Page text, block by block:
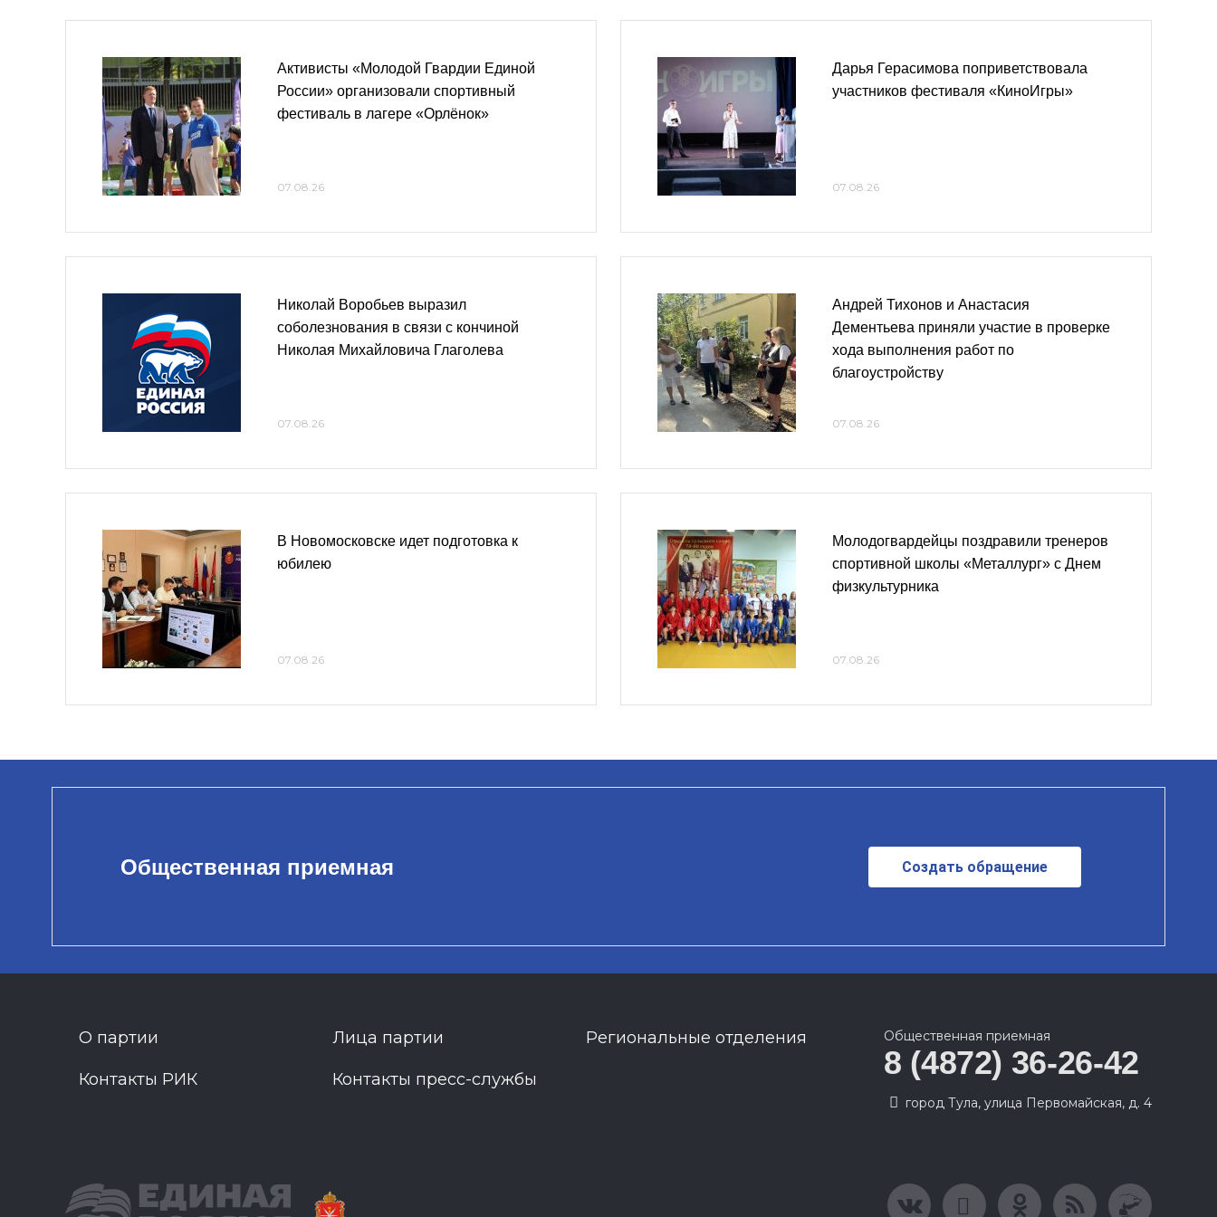
Активисты «Молодой Гвардии Единой
России» организовали спортивный
фестиваль в лагере «Орлёнок»
07.08.26
Дарья Герасимова поприветствовала
участников фестиваля «КиноИгры»
07.08.26
Николай Воробьев выразил
соболезнования в связи с кончиной
Николая Михайловича Глаголева
07.08.26
Андрей Тихонов и Анастасия
Дементьева приняли участие в проверке
хода выполнения работ по
благоустройству
07.08.26
В Новомосковске идет подготовка к
юбилею
07.08.26
Молодогвардейцы поздравили тренеров
спортивной школы «Металлург» с Днем
физкультурника
07.08.26
Общественная приемная Создать обращение
О партии Лица партии Региональные отделения
Контакты РИК Контакты пресс-службы
Общественная приемная
8 (4872) 36-26-42
город Тула, улица Первомайская, д. 4